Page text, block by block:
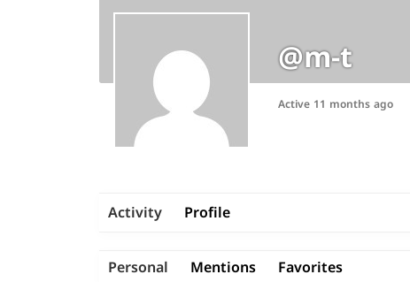
@m-t
Active 11 months ago
Activity
Profile
Personal
Mentions Favorites